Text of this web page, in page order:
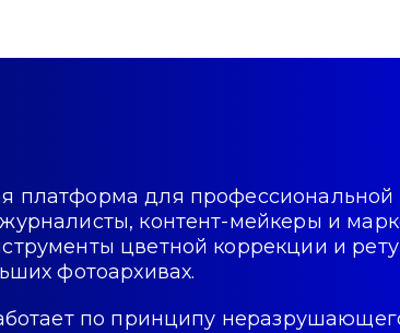
платформа для профессиональной
контент-мейкеры и
цветной коррекции и
фотоархивах.
по принципу